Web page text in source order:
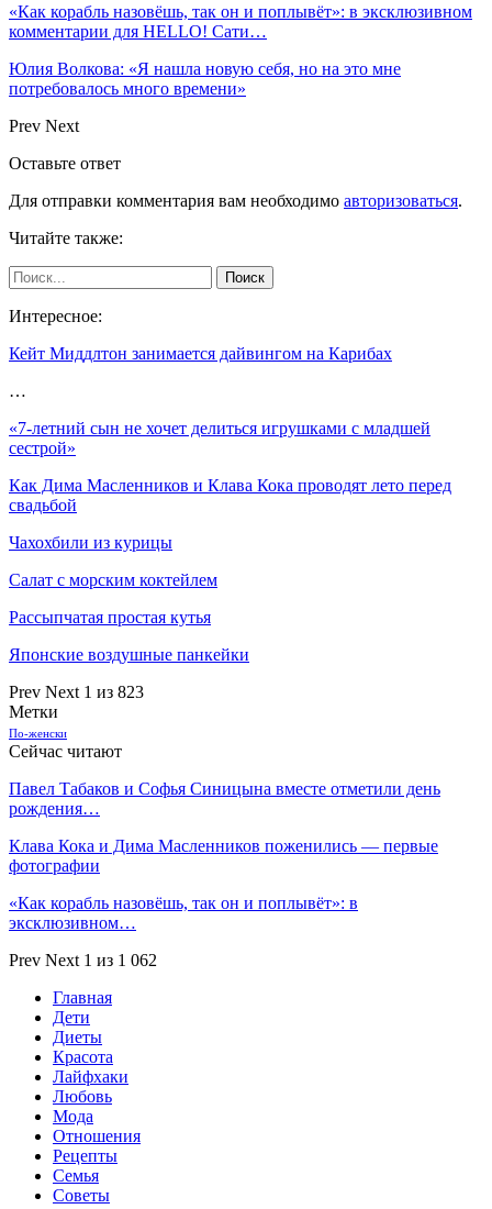
«Как корабль назовёшь, так он и поплывёт»: в эксклюзивном
комментарии для HELLO! Сати…
Юлия Волкова: «Я нашла новую себя, но на это мне
потребовалось много времени»
Prev Next
Оставьте ответ
Для отправки комментария вам необходимо авторизоваться.
Читайте также:
Интересное:
Кейт Миддлтон занимается дайвингом на Карибах
…
«7-летний сын не хочет делиться игрушками с младшей
сестрой»
Как Дима Масленников и Клава Кока проводят лето перед
свадьбой
Чахохбили из курицы
Салат с морским коктейлем
Рассыпчатая простая кутья
Японские воздушные панкейки
Prev Next 1 из 823
Метки
По-женски
Сейчас читают
Павел Табаков и Софья Синицына вместе отметили день
рождения…
Клава Кока и Дима Масленников поженились — первые
фотографии
«Как корабль назовёшь, так он и поплывёт»: в
эксклюзивном…
Prev Next 1 из 1 062
Главная
Дети
Диеты
Красота
Лайфхаки
Любовь
Мода
Отношения
Рецепты
Семья
Советы